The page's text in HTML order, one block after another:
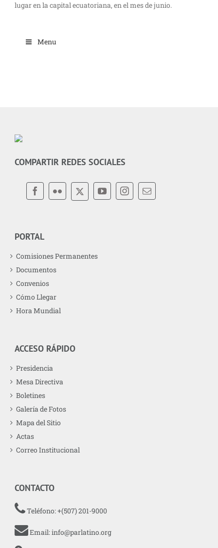
lugar en la capital ecuatoriana, en el mes de junio.
Menu
COMPARTIR REDES SOCIALES
PORTAL
Comisiones Permanentes
Documentos
Convenios
Cómo Llegar
Hora Mundial
ACCESO RÁPIDO
Presidencia
Mesa Directiva
Boletines
Galería de Fotos
Mapa del Sitio
Actas
Correo Institucional
CONTACTO
Teléfono: +(507) 201-9000
Email:info@parlatino.org